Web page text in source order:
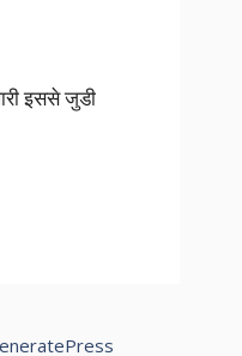
इससे जुडी